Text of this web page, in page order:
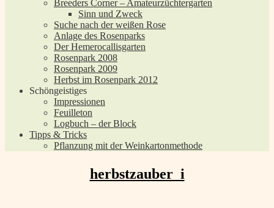
Breeders Corner – Amateurzüchtergarten
Sinn und Zweck
Suche nach der weißen Rose
Anlage des Rosenparks
Der Hemerocallisgarten
Rosenpark 2008
Rosenpark 2009
Herbst im Rosenpark 2012
Schöngeistiges
Impressionen
Feuilleton
Logbuch – der Block
Tipps & Tricks
Pflanzung mit der Weinkartonmethode
herbstzauber_i